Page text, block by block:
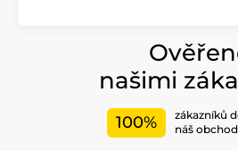
našimi
100%
zákazníků
náš obchod